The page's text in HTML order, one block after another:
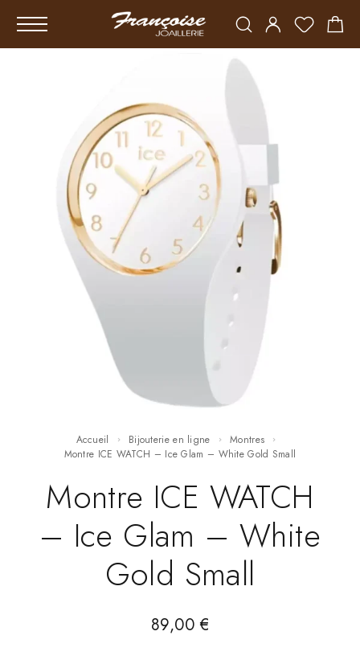
Accueil Bijouterie en ligne
Montres
Montre ICE WATCH – Ice Glam – White Gold Small
Montre ICE WATCH
– Ice Glam – White
Gold Small
89,00€